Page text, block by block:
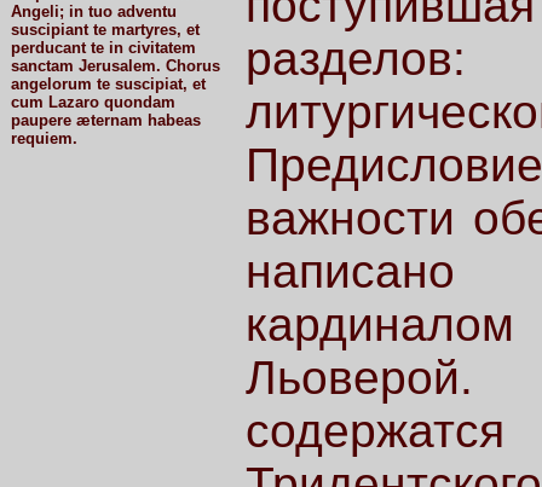
Angeli; in tuo adventu
suscipiant te martyres, et
perducant te in civitatem
sanctam Jerusalem. Chorus
angelorum te suscipiat, et
cum Lazaro quondam
paupere æternam habeas
requiem.
важности
написано
Льоверой.